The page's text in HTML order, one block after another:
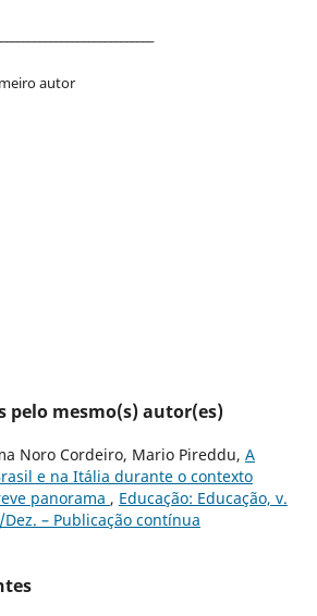
autor
pelo mesmo(s) autor(es)
Noro Cordeiro, Mario Pireddu, A
e na Itália durante o contexto
panorama , Educação: Educação, v.
Dez. – Publicação contínua